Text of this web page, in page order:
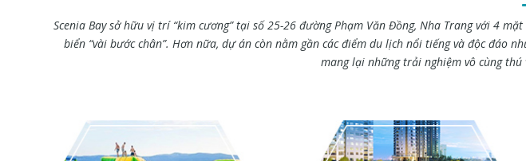
Scenia Bay sở hữu vị trí “kim cương” tại số 25-26 đường Phạm Văn Đồng, Nha Trang với 4
biển “vài bước chân”. Hơn nữa, dự án còn nằm gần các điểm du lịch nổi tiếng và độc đáo
mang lại những trải nghiệm vô cùng thú